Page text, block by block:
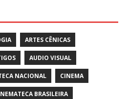
ARTES CÊNICAS
AUDIO VISUAL
NACIONAL CINEMA
BRASILEIRA